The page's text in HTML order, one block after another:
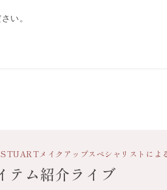
い。
メイクアップスペシャリストによ
テム紹介ライブ